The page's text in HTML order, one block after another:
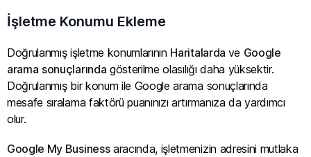
İşletme Konumu Ekleme
Doğrulanmış işletme konumlarının Haritalarda ve Google
arama sonuçlarında gösterilme olasılığı daha yüksektir.
Doğrulanmış bir konum ile Google arama sonuçlarında
mesafe sıralama faktörü puanınızı artırmanıza da yardımcı
olur.
Google My Businessaracında, işletmenizin adresini mutlaka